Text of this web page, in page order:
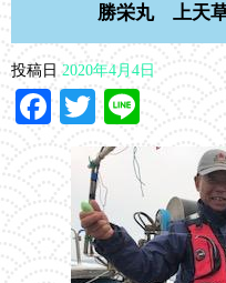
勝栄丸 上天
投稿日 2020年4月4日
Facebook
Twitter
Line